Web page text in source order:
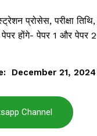
प्रोसेस, परीक्षा
होंगे- पेपर 1 और पेपर
December 21, 2024
Channel